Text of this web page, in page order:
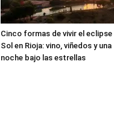
Cinco formas de vivir el eclipse
Sol en Rioja: vino, viñedos y una
noche bajo las estrellas